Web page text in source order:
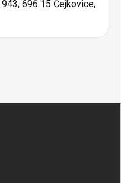
696 15 Čejkovice,